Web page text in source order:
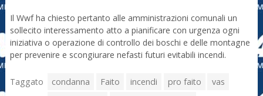
Il Wwf ha chiesto pertanto alle amministrazioni comunali un
sollecito interessamento atto a pianificare con urgenza ogni
iniziativa o operazione di controllo dei boschi e delle montagne
per prevenire e scongiurare nefasti futuri evitabili incendi.
Taggato condanna Faito incendi pro faito
vas